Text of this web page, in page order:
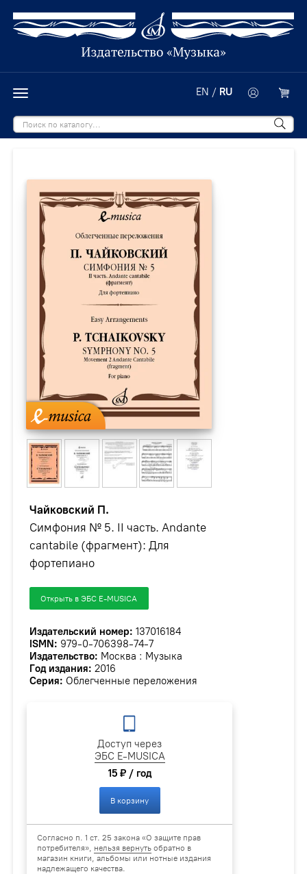
EN / RU
Чайковский П.
Симфония № 5. II часть. Andante
cantabile (фрагмент): Для
фортепиано
Открыть в ЭБС E-MUSICA
Издательский номер: 137016184
ISMN: 979-0-706398-74-7
Издательство: Москва : Музыка
Год издания: 2016
Серия: Облегченные переложения
Доступ через
ЭБС E-MUSICA
15 ₽ / год
В корзину
Согласно п. 1 ст. 25 закона «О защите прав
потребителя», нельзя вернуть обратно в
магазин книги, альбомы или нотные издания
надлежащего качества.